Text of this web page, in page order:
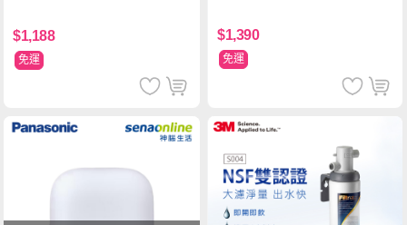
$1,188
免運
$1,390
免運